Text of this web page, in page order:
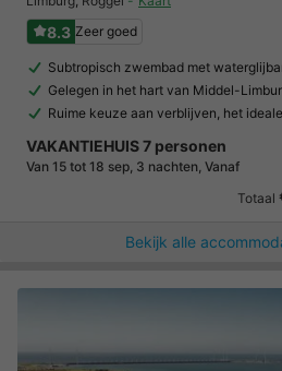
8.3 Zeer goed
Subtropisch zwembad met
Gelegen in het hart van Middel-
Ruime keuze aan verblijven, het
VAKANTIEHUIS 7 personen
Van 15 tot 18 sep, 3 nachten, Vanaf
Totaal
Bekijk alle